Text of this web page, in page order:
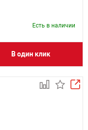
Есть в наличии
В один клик